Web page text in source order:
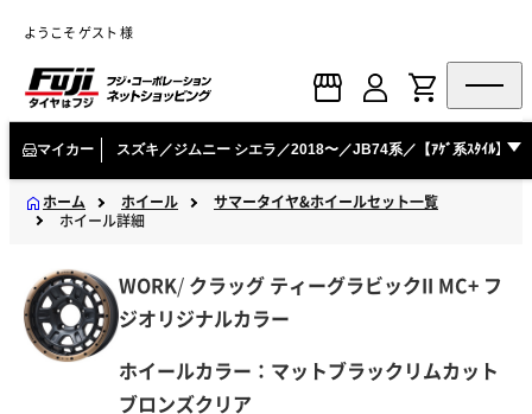
ようこそ ゲスト 様
マイカー スズキ／ジムニー シエラ／2018〜／JB74系／【ｱｹﾞ系ｽﾀｲﾙ】 ﾘ
ホーム ホイール
サマータイヤ&ホイールセット一覧
ホイール詳細
WORK/ クラッグ ティーグラビックII MC+ フ
ジオリジナルカラー
ホイールカラー：マットブラックリムカット
ブロンズクリア